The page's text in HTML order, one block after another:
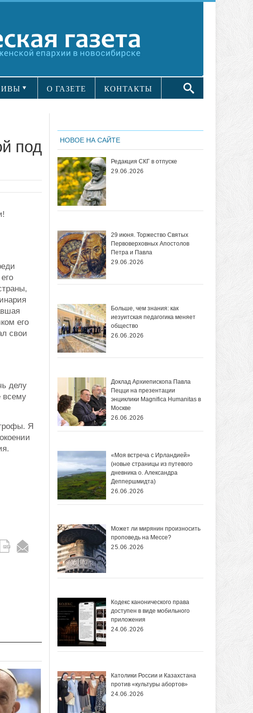
О ГАЗЕТЕ КОНТАКТЫ
под
его
свои
делу
всему
Я
НОВОЕ НА САЙТЕ
Редакция СКГ в отпуске
29.06.2026
29 июня. Торжество Святых
Первоверховных Апостолов
Петра и Павла
29.06.2026
Больше, чем знания: как
иезуитская педагогика меняет
общество
26.06.2026
Доклад Архиепископа Павла
Пецци на презентации
энциклики Magnifica Нumanitas в
Москве
26.06.2026
«Моя встреча с Ирландией»
(новые страницы из путевого
дневника о. Александра
Деппершмидта)
26.06.2026
Может ли мирянин произносить
проповедь на Мессе?
25.06.2026
Кодекс канонического права
доступен в виде мобильного
приложения
24.06.2026
Католики России и Казахстана
против «культуры абортов»
24.06.2026